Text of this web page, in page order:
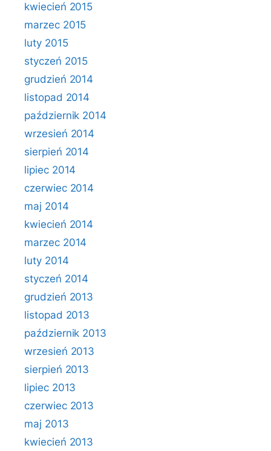
kwiecień 2015
marzec 2015
luty 2015
styczeń 2015
grudzień 2014
listopad 2014
październik 2014
wrzesień 2014
sierpień 2014
lipiec 2014
czerwiec 2014
maj 2014
kwiecień 2014
marzec 2014
luty 2014
styczeń 2014
grudzień 2013
listopad 2013
październik 2013
wrzesień 2013
sierpień 2013
lipiec 2013
czerwiec 2013
maj 2013
kwiecień 2013